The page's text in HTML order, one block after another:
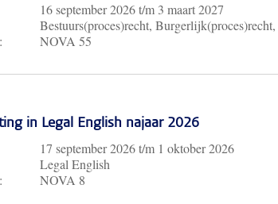
16 september 2026t/m 3 maart 2027
Bestuurs(proces)recht,
NOVA 55
in Legal English najaar 2026
17 september 2026t/m 1 oktober 2026
Legal English
NOVA 8